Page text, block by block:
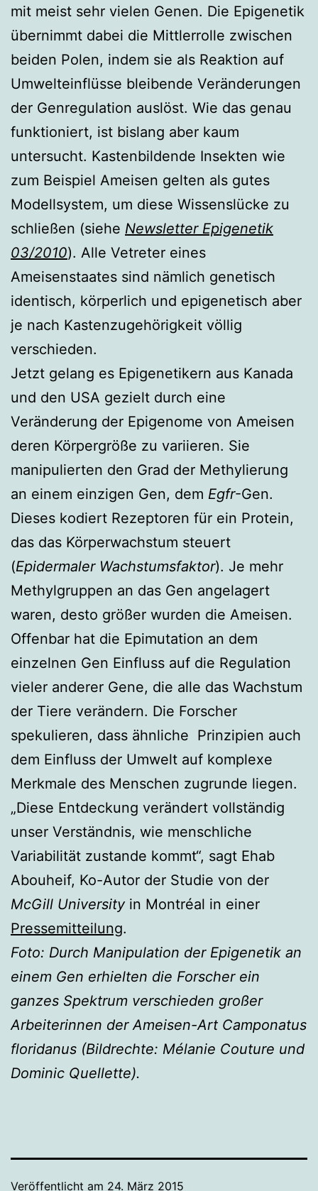
mit meist sehr vielen Genen. Die Epigenetik
übernimmt dabei die Mittlerrolle zwischen
beiden Polen, indem sie als Reaktion auf
Umwelteinflüsse bleibende Veränderungen
der Genregulation auslöst. Wie das genau
funktioniert, ist bislang aber kaum
untersucht. Kastenbildende Insekten wie
zum Beispiel Ameisen gelten als gutes
Modellsystem, um diese Wissenslücke zu
schließen (siehe Newsletter Epigenetik
03/2010). Alle Vetreter eines
Ameisenstaates sind nämlich genetisch
identisch, körperlich und epigenetisch aber
je nach Kastenzugehörigkeit völlig
verschieden.
Jetzt gelang es Epigenetikern aus Kanada
und den USA gezielt durch eine
Veränderung der Epigenome von Ameisen
deren Körpergröße zu variieren. Sie
manipulierten den Grad der Methylierung
an einem einzigen Gen, dem Egfr-Gen.
Dieses kodiert Rezeptoren für ein Protein,
das das Körperwachstum steuert
(Epidermaler Wachstumsfaktor). Je mehr
Methylgruppen an das Gen angelagert
waren, desto größer wurden die Ameisen.
Offenbar hat die Epimutation an dem
einzelnen Gen Einfluss auf die Regulation
vieler anderer Gene, die alle das Wachstum
der Tiere verändern. Die Forscher
spekulieren, dass ähnliche Prinzipien auch
dem Einfluss der Umwelt auf komplexe
Merkmale des Menschen zugrunde liegen.
„Diese Entdeckung verändert vollständig
unser Verständnis, wie menschliche
Variabilität zustande kommt“, sagt Ehab
Abouheif, Ko-Autor der Studie von der
McGill Universityin Montréal in einer
Pressemitteilung.
Foto: Durch Manipulation der Epigenetik an
einem Gen erhielten die Forscher ein
ganzes Spektrum verschieden großer
Arbeiterinnen der Ameisen-Art Camponatus
floridanus (Bildrechte: Mélanie Couture und
Dominic Quellette).
Veröffentlicht am 24. März 2015